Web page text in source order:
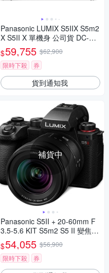
Panasonic LUMIX S5IIX S5m2
X S5II X 單機身 公司貨 DC-S5
M2X
$59,755 $62,900
限時下殺
券
貨到通知我
補貨中
Panasonic S5II + 20-60mm F
3.5-5.6 KIT S5m2 S5 II 變焦鏡
組 公司貨
$54,055 $56,900
限時下殺
券